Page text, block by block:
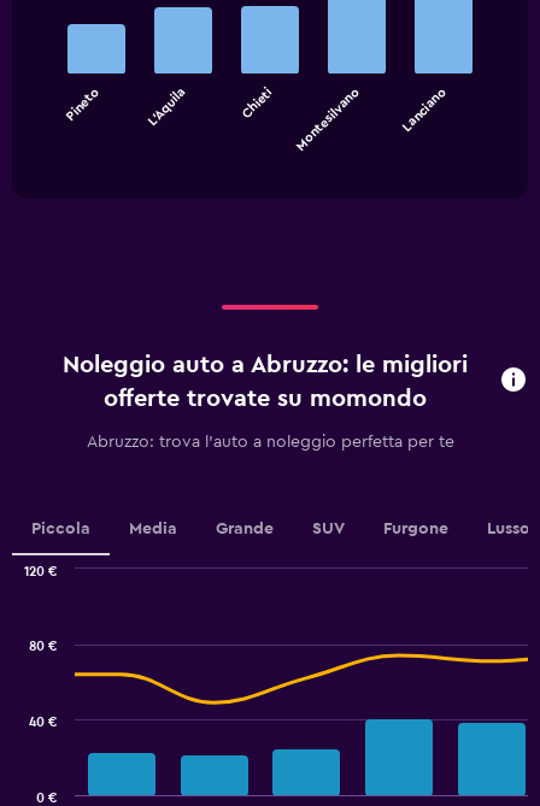
with
bars.
The
The
values.
Range:
0
Pineto L'Aquila Chieti Montesilvano Lanciano
Noleggio auto a Abruzzo: le migliori
offerte trovate su momondo
Abruzzo: trova l'auto a noleggio perfetta per te
Piccola Media Grande SUV Furgone Lusso
0 €
40 €
80 €
120 €